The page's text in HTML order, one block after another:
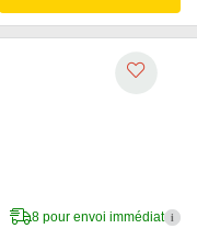
8 pour envoi immédiat i